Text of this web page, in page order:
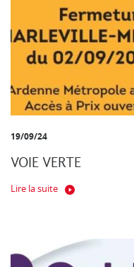
19/09/24
VOIE VERTE
Lire la suite